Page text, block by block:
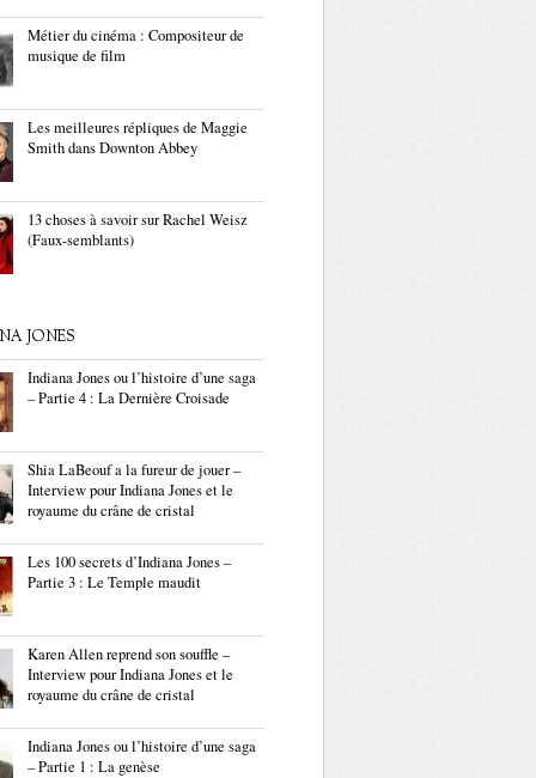
Métier du cinéma : Compositeur de
musique de film
Les meilleures répliques de Maggie
Smith dans Downton Abbey
13 choses à savoir sur Rachel Weisz
(Faux-semblants)
JONES
Indiana Jones ou l’histoire d’une saga
– Partie 4 : La Dernière Croisade
Shia LaBeouf a la fureur de jouer –
Interview pour Indiana Jones et le
royaume du crâne de cristal
Les 100 secrets d’Indiana Jones –
Partie 3 : Le Temple maudit
Karen Allen reprend son souffle –
Interview pour Indiana Jones et le
royaume du crâne de cristal
Indiana Jones ou l’histoire d’une saga
– Partie 1 : La genèse